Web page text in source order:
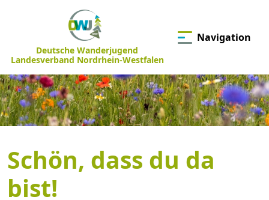
Deutsche Wanderjugend
Landesverband Nordrhein-Westfalen
Navigation
Schön, dass du da
bist!